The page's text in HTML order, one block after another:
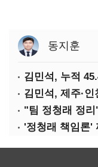
동지훈
김민석, 제주·